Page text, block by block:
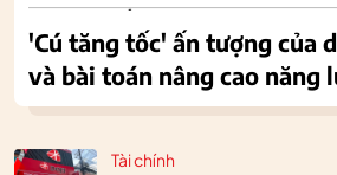
Tài chính
'Cú tăng tốc' ấn tượng của
và bài toán nâng cao năng